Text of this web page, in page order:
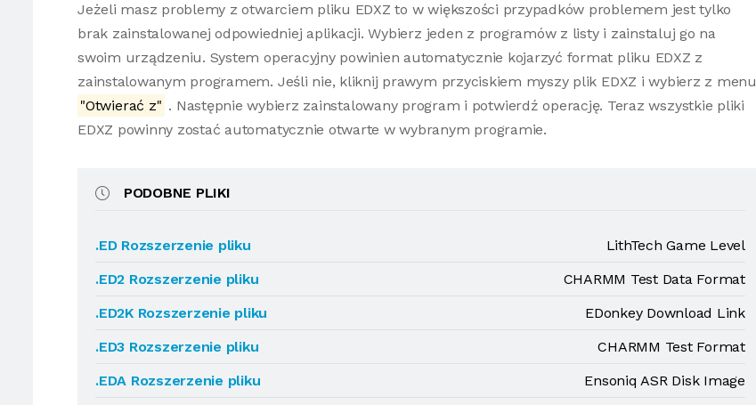
Jeżeli masz problemy z otwarciem pliku EDXZ to w większości przypadków problemem jest tylko
brak zainstalowanej odpowiedniej aplikacji. Wybierz jeden z programów z listy i zainstaluj go na
swoim urządzeniu. System operacyjny powinien automatycznie kojarzyć format pliku EDXZ z
zainstalowanym programem. Jeśli nie, kliknij prawym przyciskiem myszy plik EDXZ i wybierz z menu
"Otwierać z" . Następnie wybierz zainstalowany program i potwierdź operację. Teraz wszystkie pliki
EDXZ powinny zostać automatycznie otwarte w wybranym programie.
PODOBNE PLIKI
.ED Rozszerzenie pliku
LithTech Game Level
.ED2 Rozszerzenie pliku
CHARMM Test Data Format
.ED2K Rozszerzenie pliku
EDonkey Download Link
.ED3 Rozszerzenie pliku
CHARMM Test Format
.EDA Rozszerzenie pliku
Ensoniq ASR Disk Image